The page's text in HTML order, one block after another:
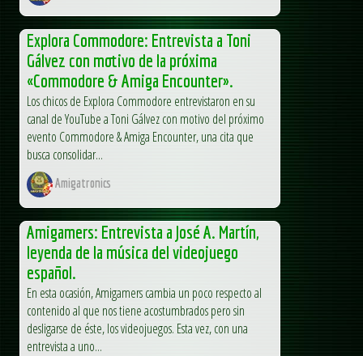
Explora Commodore: Entrevista a Toni
Gálvez con motivo de la próxima
«Commodore & Amiga Encounter».
Los chicos de Explora Commodore entrevistaron en su
canal de YouTube a Toni Gálvez con motivo del próximo
evento Commodore & Amiga Encounter, una cita que
busca consolidar...
Amigatronics
Amigamers: Entrevista a José A. Martín,
leyenda de la música del videojuego
español.
En esta ocasión, Amigamers cambia un poco respecto al
contenido al que nos tiene acostumbrados pero sin
desligarse de éste, los videojuegos. Esta vez, con una
entrevista a uno...